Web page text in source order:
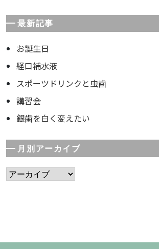
最新記事
お誕生日
経口補水液
スポーツドリンクと虫歯
講習会
銀歯を白く変えたい
月別アーカイブ